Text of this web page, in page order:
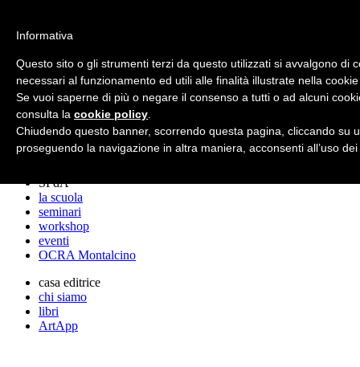
archos
lo studio
progetti
lectures
stampa
SPdA
la scuola
seminari
workshop
eventi
OCRA Montalcino
casa editrice
chi siamo
libri
ArtApp
Informativa
Questo sito o gli strumenti terzi da questo utilizzati si avvalgono di
necessari al funzionamento ed utili alle finalità illustrate nella
Se vuoi saperne di più o negare il consenso a tutti o ad alcuni
consulta la cookie policy
Chiudendo questo banner, scorrendo questa pagina, cliccando su
proseguendo la navigazione in altra maniera, acconsenti all’uso